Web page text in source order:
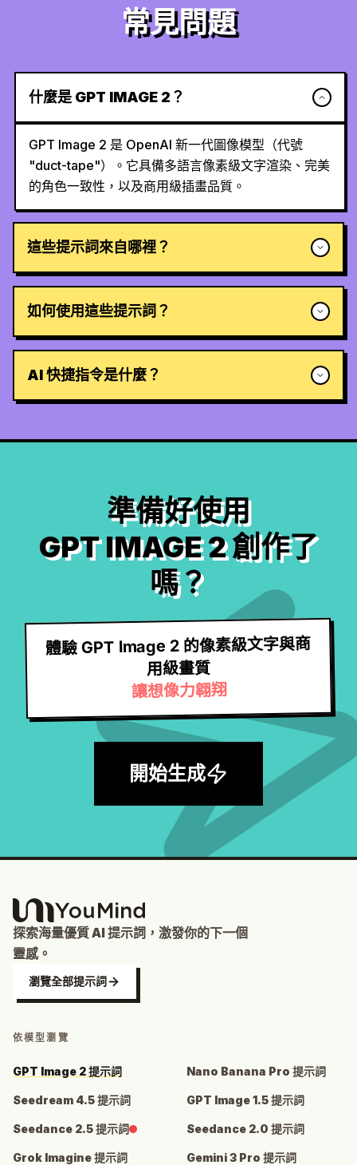
常見問題
什麼是 GPT IMAGE 2？
GPT Image 2 是 OpenAI 新一代圖像模型（代號
"duct-tape"）。它具備多語言像素級文字渲染、完美
的角色一致性，以及商用級插畫品質。
這些提示詞來自哪裡？
如何使用這些提示詞？
AI 快捷指令是什麼？
準備好使用
GPT IMAGE 2 創作了
嗎？
體驗 GPT Image 2 的像素級文字與商
用級畫質
讓想像力翱翔
開始生成
探索海量優質 AI 提示詞，激發你的下一個
靈感。
瀏覽全部提示詞
依模型瀏覽
GPT Image 2 提示詞 Nano Banana Pro 提示詞
Seedream 4.5 提示詞 GPT Image 1.5 提示詞
Seedance 2.5 提示詞 Seedance 2.0 提示詞
Grok Imagine 提示詞 Gemini 3 Pro 提示詞